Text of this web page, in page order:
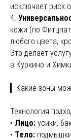
исключает риск
4.
кожи (по
любого цвета,
Это делает
в Куркино и
▎Какие зоны
Технология
• Лицо: усики,
• Тело: